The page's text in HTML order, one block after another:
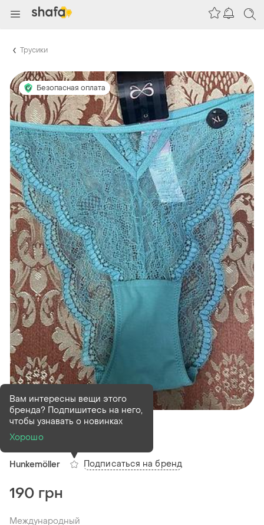
Трусики
Безопасная оплата
В наличии 1 шт
Трусики жіночі
Hunkemöller
Вам интересны вещи этого
бренда? Подпишитесь на него,
чтобы узнавать о новинках
Хорошо
Подписаться на бренд
190 грн
Международный